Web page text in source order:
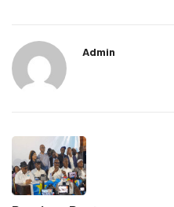
Admin